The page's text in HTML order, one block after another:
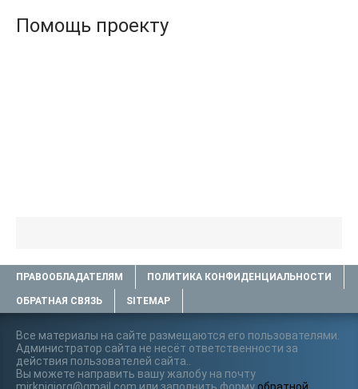
Помощь проекту
ПРАВООБЛАДАТЕЛЯМ ПОЛИТИКА КОНФИДЕНЦИАЛЬНОСТИ
ОБРАТНАЯ СВЯЗЬ SITEMAP
Все материалы на сайте размещаются его пользователями.
Администратор сайта не несёт ответственности за
действия пользователей сайта..
Вы можете направить вашу жалобу на почту
mirknigiorg@gmail.com или заполнить форму обратной